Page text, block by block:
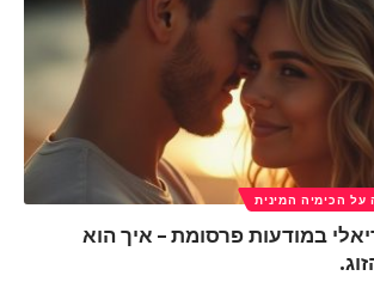
הכימיה המינית
במודעות פרסומת – איך הוא